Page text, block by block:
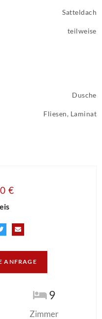
Satteldach
teilweise
Dusche
Fliesen, Laminat
€
ANFRAGE
9
Zimmer